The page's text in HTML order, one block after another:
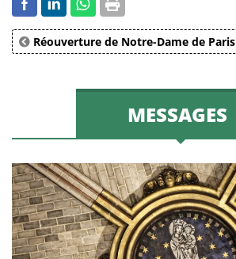
Réouverture de Notre-Dame de Paris
MESSAGES